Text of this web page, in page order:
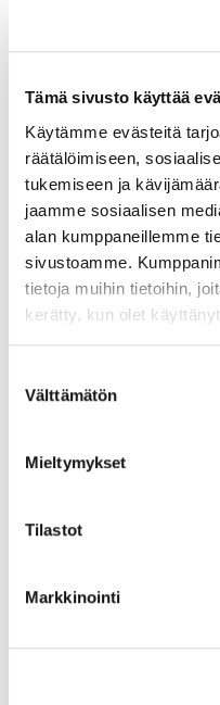
Tämä sivusto käyttää
Käytämme evästeitä
räätälöimiseen,
tukemiseen ja
jaamme sosiaalisen
alan kumppaneillemme
sivustoamme.
tietoja muihin tietoihin,
kerätty, kun olet
valinta
Välttämätön
Mieltymykset
Tilastot
Markkinointi
Thomas Lindholm
vuorovaikutus
Odensnäsin
Erilliset sopimukset
Vuokralaisena
pellon kuntoa, koska
Maanomistajan
pelto vuokrattua
hinta lämmittää vain
pitkällä aikavälillä laskee.
sopimukset